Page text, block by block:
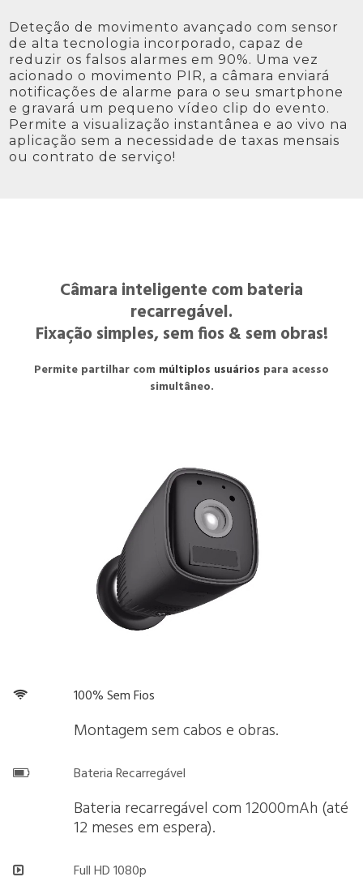
Deteção de movimento avançado com sensor
de alta tecnologia incorporado, capaz de
reduzir os falsos alarmes em 90%. Uma vez
acionado o movimento PIR, a câmara enviará
notificações de alarme para o seu smartphone
e gravará um pequeno vídeo clip do evento.
Permite a visualização instantânea e ao vivo na
aplicação sem a necessidade de taxas mensais
ou contrato de serviço!
Câmara inteligente com bateria
recarregável.
Fixação simples, sem fios & sem obras!
Permite partilhar com múltiplos usuários para acesso
simultâneo.
 100% Sem Fios
Montagem sem cabos e obras.
 Bateria Recarregável
Bateria recarregável com 12000mAh (até
12 meses em espera).
 Full HD 1080p